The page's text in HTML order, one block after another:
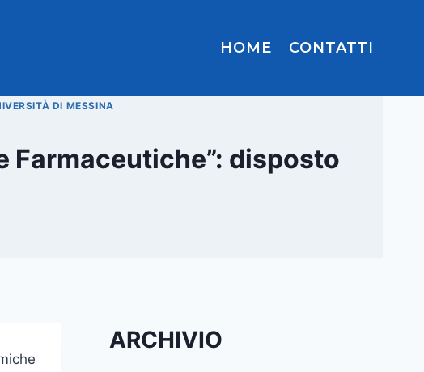
HOME CONTATTI
DI MESSINA
Farmaceutiche”: disposto
ARCHIVIO